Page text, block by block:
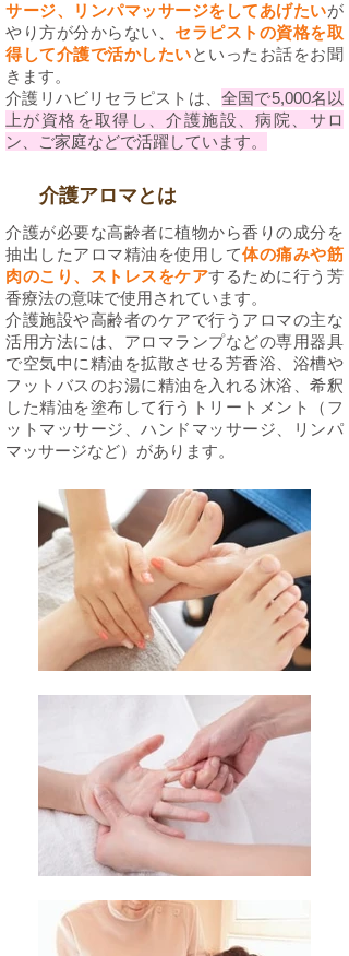
サージ、リンパマッサージをしてあげたいが
やり方が分からない、 セラピストの資格を取
得して介護で活かしたいといったお話をお聞
きます。​
​介護リハビリセラピストは、 全国で5,000名以
上が資格を取得し、介護施設、病院、サロ
ン、ご家庭などで活躍しています。
介護アロマとは
介護が必要な高齢者に植物から香りの成分を
抽出したアロマ精油を使用して体の痛みや筋
肉のこり、ストレスをケアするために行う芳
香療法の意味で使用されています。
介護施設や高齢者のケアで行うアロマの主な
活用方法には、アロマランプなどの専用器具
で空気中に精油を拡散させる芳香浴、浴槽や
フットバスのお湯に精油を入れる沐浴、希釈
した精油を塗布して行うトリートメント（フ
ットマッサージ、ハンドマッサージ、リンパ
マッサージなど）があります。